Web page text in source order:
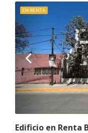
EN RENTA
Edificio en Renta